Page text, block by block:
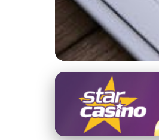
Čištění a údržba osobní
Jak